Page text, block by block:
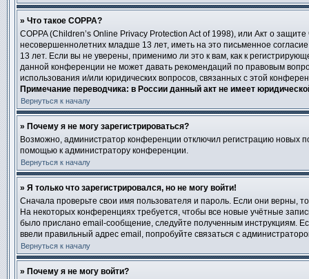
» Что такое COPPA?
COPPA (Children’s Online Privacy Protection Act of 1998), или Акт о
несовершеннолетних младше 13 лет, иметь на это письменное
13 лет. Если вы не уверены, применимо ли это к вам, как к
данной конференции не может давать рекомендаций по правовым
использования и/или юридических вопросов, связанных с этой
Примечание переводчика: в России данный акт не имеет
Вернуться к началу
» Почему я не могу зарегистрироваться?
Возможно, администратор конференции отключил регистрацию новых
помощью к администратору конференции.
Вернуться к началу
» Я только что зарегистрировался, но не могу войти!
Сначала проверьте свои имя пользователя и пароль. Если они верны,
На некоторых конференциях требуется, чтобы все новые учётные
было прислано email-сообщение, следуйте полученным инструкциям.
ввели правильный адрес email, попробуйте связаться с
Вернуться к началу
» Почему я не могу войти?